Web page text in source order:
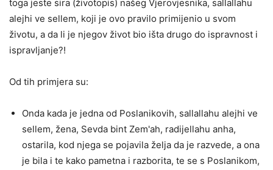
toga jeste sira (životopis) našeg Vjerovjesnika, sallallahu
alejhi ve sellem, koji je ovo pravilo primijenio u svom
životu, a da li je njegov život bio išta drugo do ispravnost i
ispravljanje?!
Od tih primjera su:
Onda kada je jedna od Poslanikovih, sallallahu alejhi ve
sellem, žena, Sevda bint Zem'ah, radijellahu anha,
ostarila, kod njega se pojavila želja da je razvede, a ona
je bila i te kako pametna i razborita, te se s Poslanikom,